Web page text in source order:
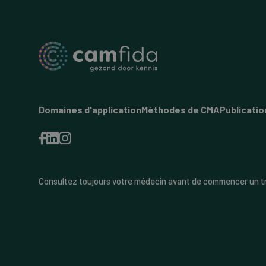
Domaines d'applicationMéthodes de CMA
Consultez toujours votre médecin avant de commencer un